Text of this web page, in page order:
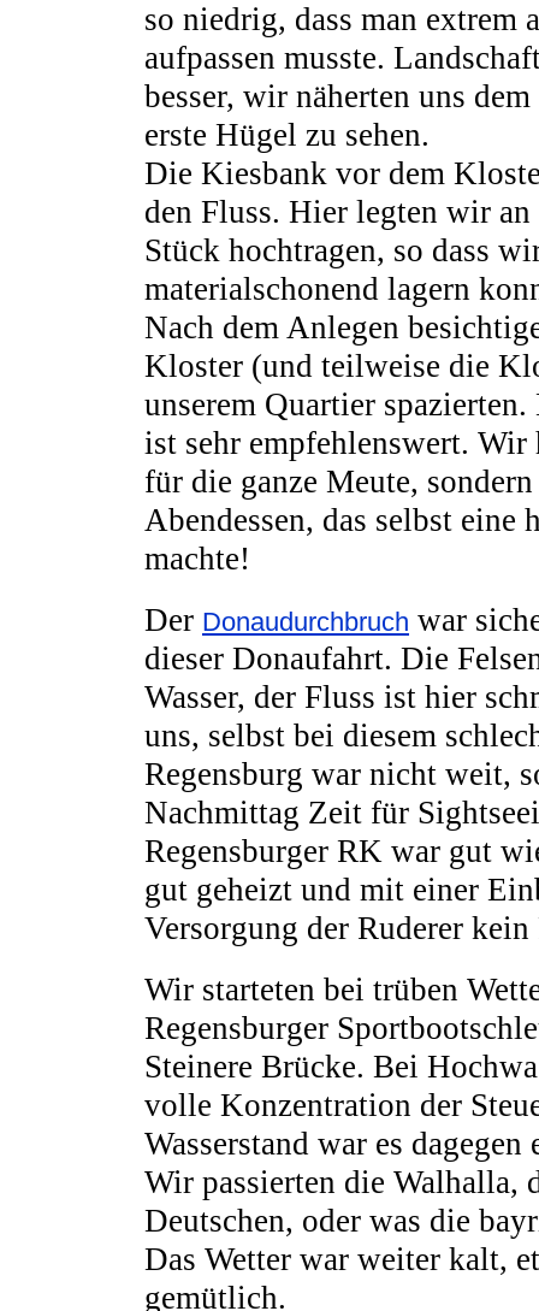
so niedrig, dass man extrem
aufpassen musste.
besser, wir näherten uns
erste Hügel zu sehen.
Die Kiesbank vor dem
den Fluss. Hier legten wir
Stück hochtragen, so dass
materialschonend lagern
Nach dem Anlegen
Kloster (und teilweise die
unserem Quartier
ist sehr empfehlenswert.
für die ganze Meute,
Abendessen, das selbst eine
machte!
Der Donaudurchbruch war
dieser Donaufahrt. Die
Wasser, der Fluss ist hier
uns, selbst bei diesem
Regensburg war nicht weit,
Nachmittag Zeit für
Regensburger RK war gut
gut geheizt und mit einer
Versorgung der Ruderer
Wir starteten bei trüben
Regensburger
Steinere Brücke. Bei
volle Konzentration der
Wasserstand war es
Wir passierten die Walhalla,
Deutschen, oder was die
Das Wetter war weiter kalt,
gemütlich.